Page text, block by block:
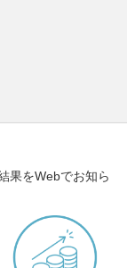
果をWebでお知ら